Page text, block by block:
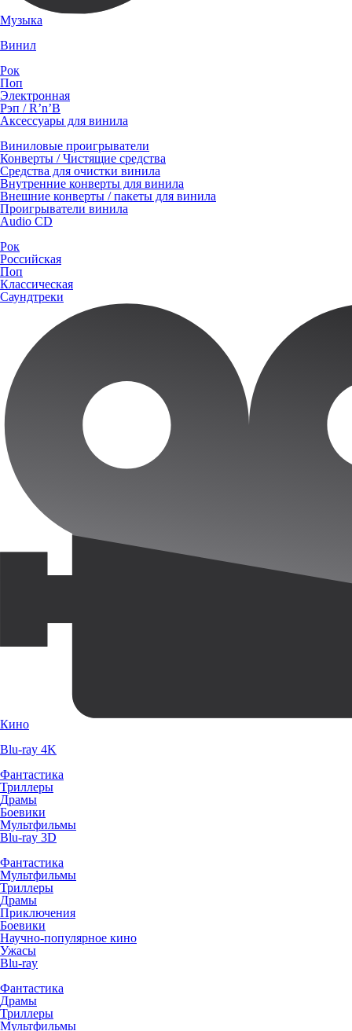
Музыка
Винил
Рок
Поп
Электронная
Рэп / R’n’B
Аксессуары для винила
Виниловые проигрыватели
Конверты / Чистящие средства
Средства для очистки винила
Внутренние конверты для винила
Внешние конверты / пакеты для винила
Проигрыватели винила
Audio CD
Рок
Российская
Поп
Классическая
Саундтреки
Кино
Blu-ray 4K
Фантастика
Триллеры
Драмы
Боевики
Мультфильмы
Blu-ray 3D
Фантастика
Мультфильмы
Триллеры
Драмы
Приключения
Боевики
Научно-популярное кино
Ужасы
Blu-ray
Фантастика
Драмы
Триллеры
Мультфильмы